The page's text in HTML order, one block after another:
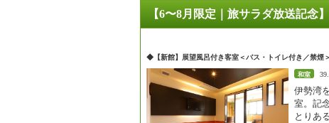
【6〜8月限定｜旅サラダ放送記念
◆【新館】展望風呂付き客室＜バス・トイレ付き／禁煙＞
和室
伊勢湾
室。記
とりあ